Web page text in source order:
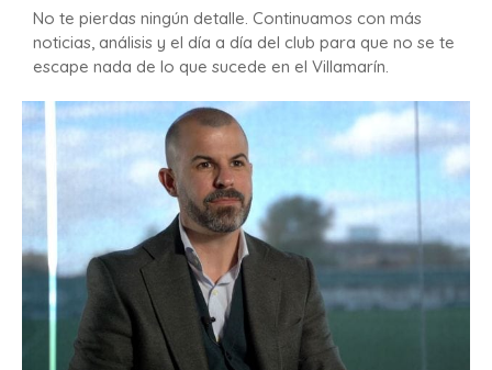
No te pierdas ningún detalle. Continuamos con más
noticias, análisis y el día a día del club para que no se te
escape nada de lo que sucede en el Villamarín.